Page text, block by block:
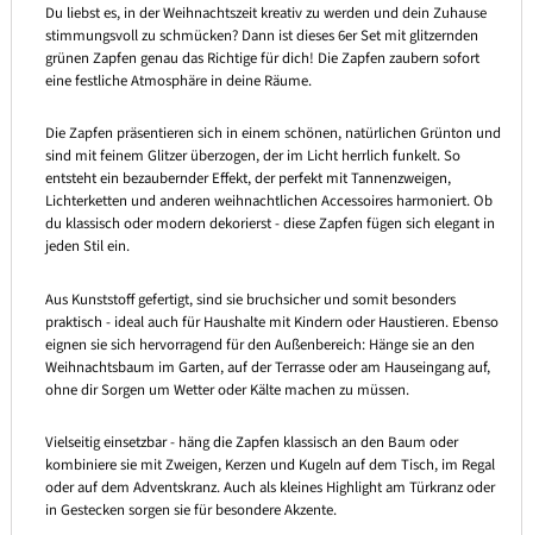
Du liebst es, in der Weihnachtszeit kreativ zu werden und dein Zuhause
stimmungsvoll zu schmücken? Dann ist dieses 6er Set mit glitzernden
grünen Zapfen genau das Richtige für dich! Die Zapfen zaubern sofort
eine festliche Atmosphäre in deine Räume.
Die Zapfen präsentieren sich in einem schönen, natürlichen Grünton und
sind mit feinem Glitzer überzogen, der im Licht herrlich funkelt. So
entsteht ein bezaubernder Effekt, der perfekt mit Tannenzweigen,
Lichterketten und anderen weihnachtlichen Accessoires harmoniert. Ob
du klassisch oder modern dekorierst - diese Zapfen fügen sich elegant in
jeden Stil ein.
Aus Kunststoff gefertigt, sind sie bruchsicher und somit besonders
praktisch - ideal auch für Haushalte mit Kindern oder Haustieren. Ebenso
eignen sie sich hervorragend für den Außenbereich: Hänge sie an den
Weihnachtsbaum im Garten, auf der Terrasse oder am Hauseingang auf,
ohne dir Sorgen um Wetter oder Kälte machen zu müssen.
Vielseitig einsetzbar - häng die Zapfen klassisch an den Baum oder
kombiniere sie mit Zweigen, Kerzen und Kugeln auf dem Tisch, im Regal
oder auf dem Adventskranz. Auch als kleines Highlight am Türkranz oder
in Gestecken sorgen sie für besondere Akzente.